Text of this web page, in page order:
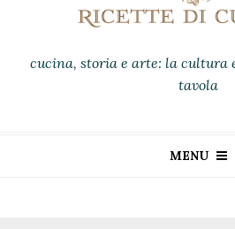
cucina, storia e arte: la cultura
tavola
MENU